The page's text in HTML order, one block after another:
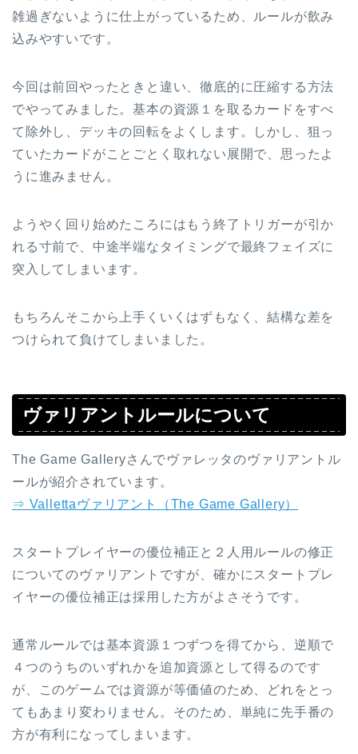
雑過ぎないように仕上がっているため、ルールが飲み
込みやすいです。
今回は前回やったときと違い、徹底的に圧縮する方法
でやってみました。基本の資源１を取るカードをすべ
て除外し、デッキの回転をよくします。しかし、狙っ
ていたカードがことごとく取れない展開で、思ったよ
うに進みません。
ようやく回り始めたころにはもう終了トリガーが引か
れる寸前で、中途半端なタイミングで最終フェイズに
突入してしまいます。
もちろんそこから上手くいくはずもなく、結構な差を
つけられて負けてしまいました。
ヴァリアントルールについて
The Game Galleryさんでヴァレッタのヴァリアントル
ールが紹介されています。
⇒ Vallettaヴァリアント（The Game Gallery）
スタートプレイヤーの優位補正と２人用ルールの修正
についてのヴァリアントですが、確かにスタートプレ
イヤーの優位補正は採用した方がよさそうです。
通常ルールでは基本資源１つずつを得てから、逆順で
４つのうちのいずれかを追加資源として得るのです
が、このゲームでは資源が等価値のため、どれをとっ
てもあまり変わりません。そのため、単純に先手番の
方が有利になってしまいます。